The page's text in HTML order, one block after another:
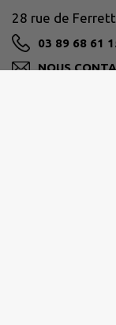
28 rue de
03 89 68 61
NOUS